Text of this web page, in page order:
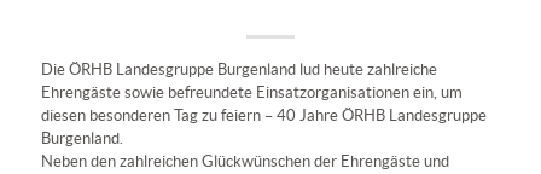
Die ÖRHB Landesgruppe Burgenland lud heute zahlreiche
Ehrengäste sowie befreundete Einsatzorganisationen ein, um
diesen besonderen Tag zu feiern – 40 Jahre ÖRHB Landesgruppe
Burgenland.
Neben den zahlreichen Glückwünschen der Ehrengäste und